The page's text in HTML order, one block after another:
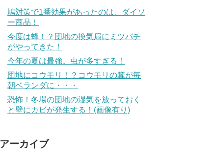
鳩対策で1番効果があったのは、ダイソ
ー商品！
今度は蜂！？団地の換気扇にミツバチ
がやってきた！
今年の夏は最強。虫が多すぎる！
団地にコウモリ！？コウモリの糞が毎
朝ベランダに・・・
恐怖！冬場の団地の湿気を放っておく
と壁にカビが発生する！(画像有り)
アーカイブ